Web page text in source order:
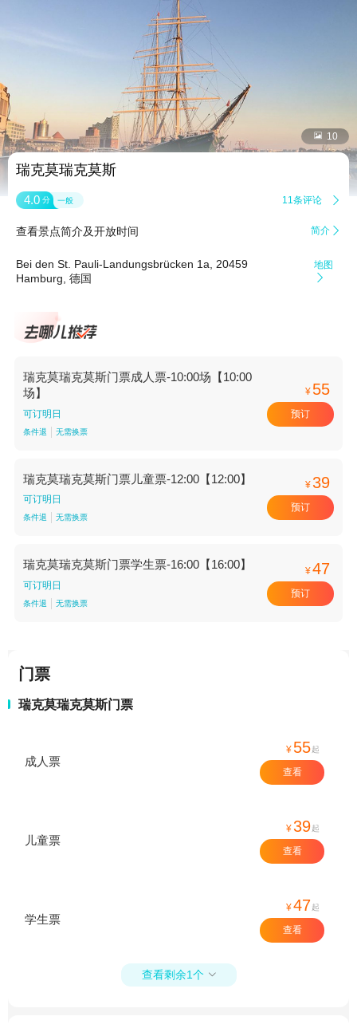
 10
瑞克莫瑞克莫斯
4.0 分 一般 11条评论 
查看景点简介及开放时间 简介 
Bei den St. Pauli-Landungsbrücken 1a, 20459
Hamburg, 德国
地图

瑞克莫瑞克莫斯门票成人票-10:00场【10:00
场】
可订明日
条件退 无需换票
¥ 55
预订
瑞克莫瑞克莫斯门票儿童票-12:00【12:00】
可订明日
条件退 无需换票
¥39
预订
瑞克莫瑞克莫斯门票学生票-16:00【16:00】
可订明日
条件退 无需换票
¥47
预订
门票
瑞克莫瑞克莫斯门票
成人票
¥ 55起
查看
儿童票
¥39起
查看
学生票
¥47起
查看
查看剩余1个 